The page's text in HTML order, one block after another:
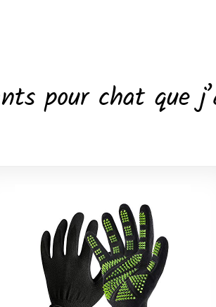
pour chat que